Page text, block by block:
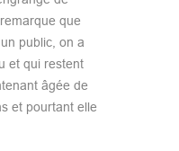
que
public, on a
et qui restent
âgée de
et pourtant elle